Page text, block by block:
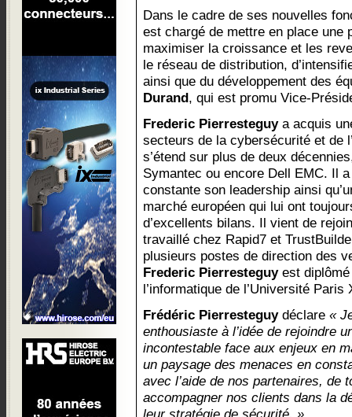
Dans le cadre de ses nouvelles
est chargé de mettre en place une
maximiser la croissance et les
le réseau de distribution,
ainsi que du développement des
Durand, qui est promu Vice-
Frederic Pierresteguya acquis
secteurs de la cybersécurité et de
s’étend sur plus de deux
Symantec ou encore Dell EMC. Il
constante son leadership ainsi
marché européen qui lui ont
d’excellents bilans. Il vient de
travaillé chez Rapid7 et
plusieurs postes de direction des
Frederic Pierresteguyest diplômé
l’informatique de l’Université Paris
Frédéric Pierresteguydéclare «
enthousiaste à l’idée de rejoindre
incontestable face aux enjeux en
un paysage des menaces en
avec l’aide de nos partenaires, de
accompagner nos clients dans la
leur stratégie de sécurité. »